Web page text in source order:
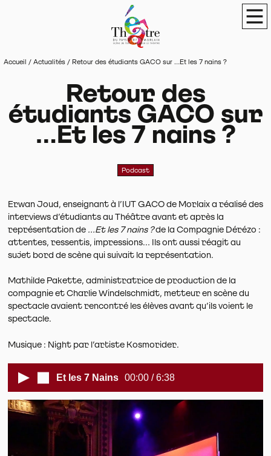
Théâtre du Pays de Morlaix Scène de
Accueil / Actualités / Retour des étudiants GACO sur ...Et les 7 nains ?
Retour des
étudiants GACO sur
...Et les 7 nains ?
Podcast
Erwan Joud, enseignant à l’IUT GACO de Morlaix a réalisé des
interviews d’étudiants au Théâtre avant et après la
représentation de ...Et les 7 nains ?de la Compagnie Dérézo :
attentes, ressentis, impressions... Ils ont aussi réagit au
sujet bord de scène qui suivait la représentation.
Mathilde Pakette, administratrice de production de la
compagnie et Charlie Windelschmidt, metteur en scène du
spectacle avaient rencontré les élèves avant qu’ils voient le
spectacle.
Musique : Night par l’artiste Kosmorider.
Et les 7 Nains 00:00 / 6:38